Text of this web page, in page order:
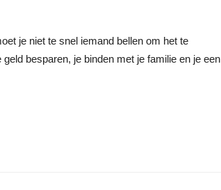
je niet te snel iemand bellen om het te
besparen, je binden met je familie en je een